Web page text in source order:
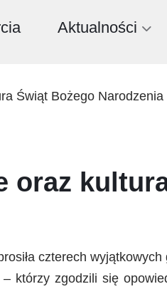
Aktualności
Świąt Bożego
oraz
czterech
którzy zgodzili się